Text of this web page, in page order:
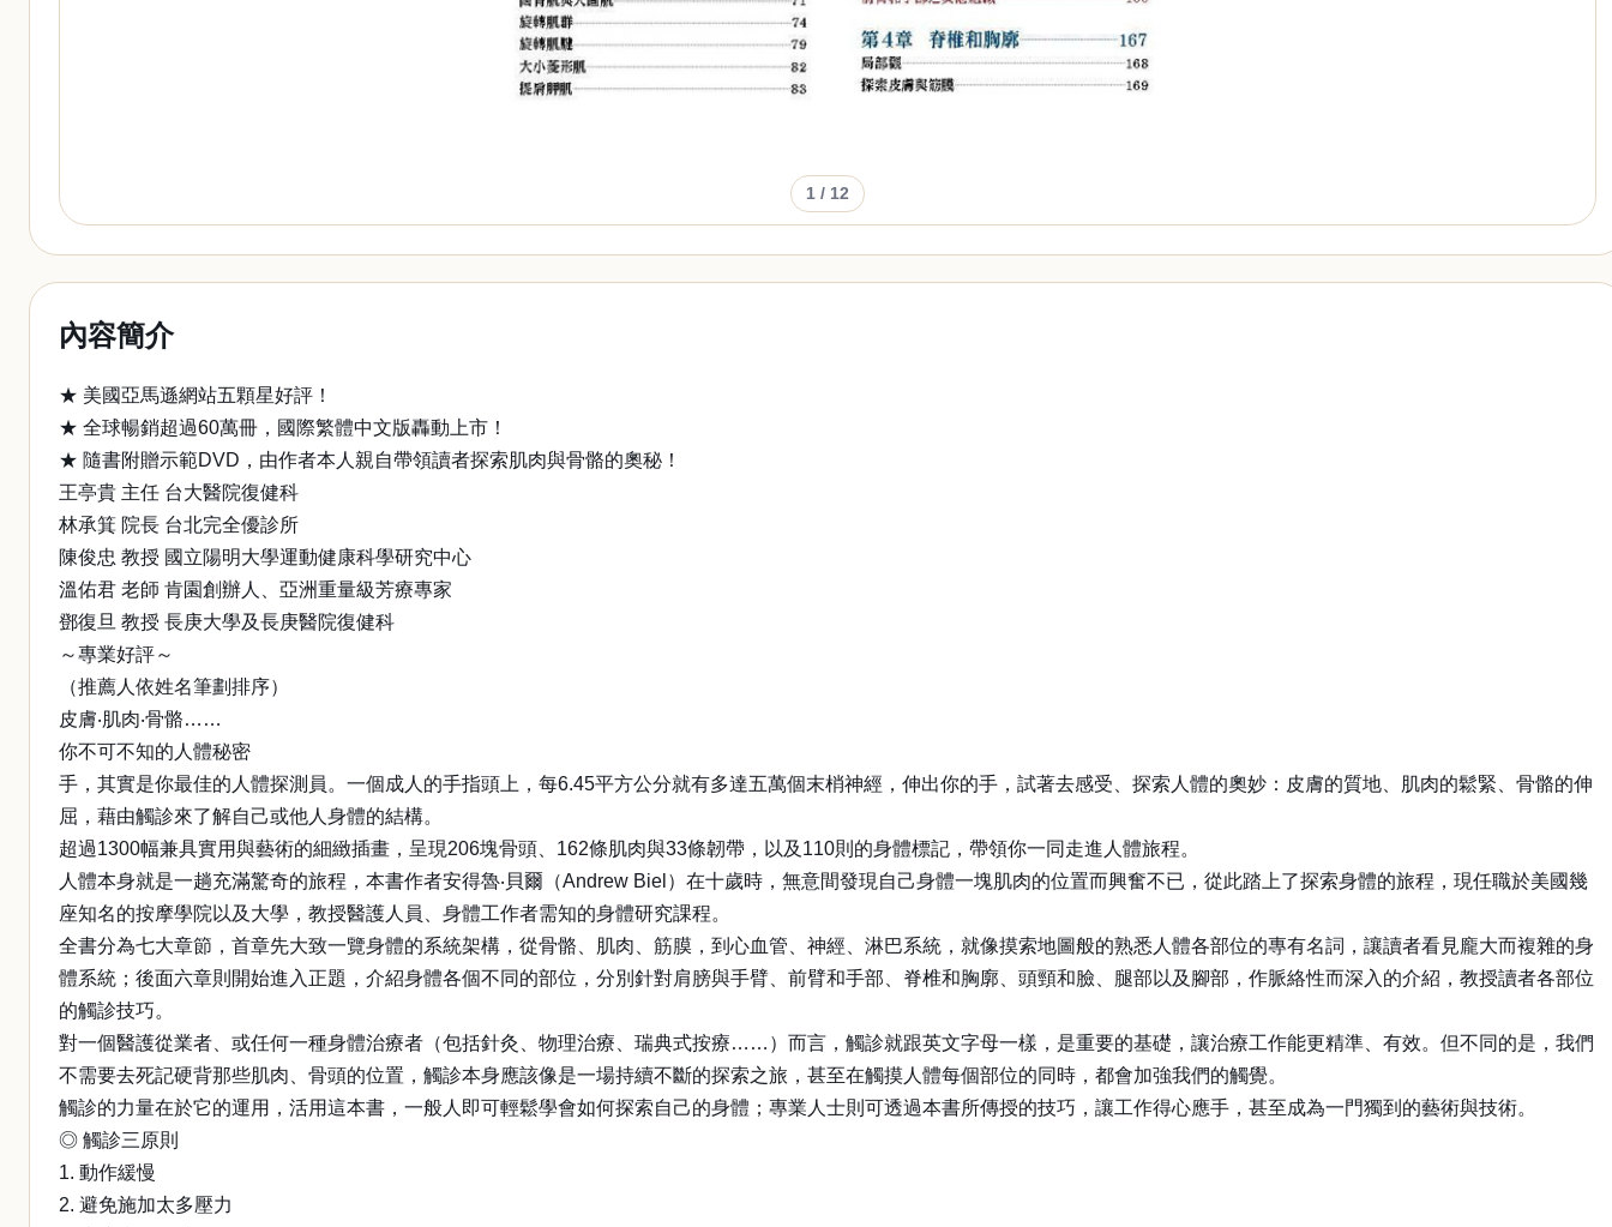
1 / 12
內容簡介
★ 美國亞馬遜網站五顆星好評！
★ 全球暢銷超過60萬冊，國際繁體中文版轟動上市！
★ 隨書附贈示範DVD，由作者本人親自帶領讀者探索肌肉與骨骼的奧秘！
王亭貴 主任 台大醫院復健科
林承箕 院長 台北完全優診所
陳俊忠 教授 國立陽明大學運動健康科學研究中心
溫佑君 老師 肯園創辦人、亞洲重量級芳療專家
鄧復旦 教授 長庚大學及長庚醫院復健科
～專業好評～
（推薦人依姓名筆劃排序）
皮膚‧肌肉‧骨骼……
你不可不知的人體秘密
手，其實是你最佳的人體探測員。一個成人的手指頭上，每6.45平方公分就有多達五萬個末梢神經，伸出你的手，試著去感受、探索人體的奧妙：皮膚的質地、肌肉的鬆緊、骨骼的伸
屈，藉由觸診來了解自己或他人身體的結構。
超過1300幅兼具實用與藝術的細緻插畫，呈現206塊骨頭、162條肌肉與33條韌帶，以及110則的身體標記，帶領你一同走進人體旅程。
人體本身就是一趟充滿驚奇的旅程，本書作者安得魯‧貝爾（Andrew Biel）在十歲時，無意間發現自己身體一塊肌肉的位置而興奮不已，從此踏上了探索身體的旅程，現任職於美國幾
座知名的按摩學院以及大學，教授醫護人員、身體工作者需知的身體研究課程。
全書分為七大章節，首章先大致一覽身體的系統架構，從骨骼、肌肉、筋膜，到心血管、神經、淋巴系統，就像摸索地圖般的熟悉人體各部位的專有名詞，讓讀者看見龐大而複雜的身
體系統；後面六章則開始進入正題，介紹身體各個不同的部位，分別針對肩膀與手臂、前臂和手部、脊椎和胸廓、頭頸和臉、腿部以及腳部，作脈絡性而深入的介紹，教授讀者各部位
的觸診技巧。
對一個醫護從業者、或任何一種身體治療者（包括針灸、物理治療、瑞典式按療……）而言，觸診就跟英文字母一樣，是重要的基礎，讓治療工作能更精準、有效。但不同的是，我們
不需要去死記硬背那些肌肉、骨頭的位置，觸診本身應該像是一場持續不斷的探索之旅，甚至在觸摸人體每個部位的同時，都會加強我們的觸覺。
觸診的力量在於它的運用，活用這本書，一般人即可輕鬆學會如何探索自己的身體；專業人士則可透過本書所傳授的技巧，讓工作得心應手，甚至成為一門獨到的藝術與技術。
◎ 觸診三原則
1. 動作緩慢
2. 避免施加太多壓力